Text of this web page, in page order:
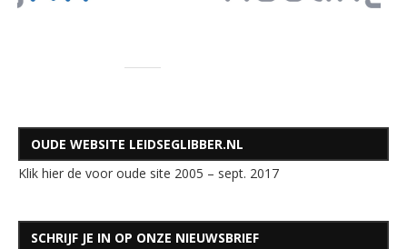
OUDE WEBSITE LEIDSEGLIBBER.NL
Klik hier de voor oude site 2005 – sept. 2017
SCHRIJF JE IN OP ONZE NIEUWSBRIEF